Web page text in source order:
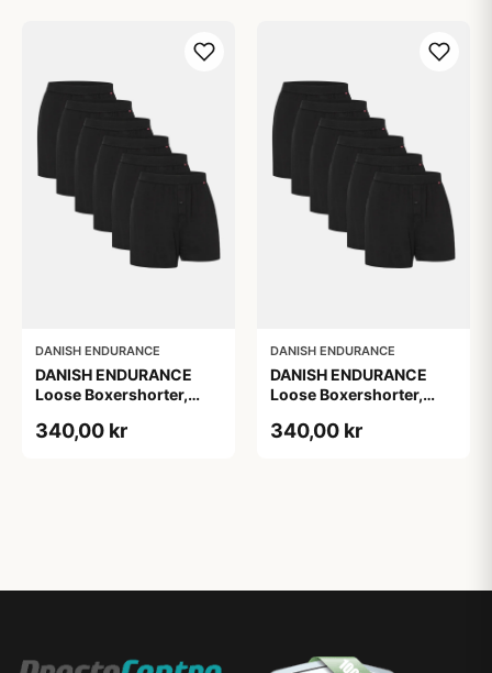
DANISH ENDURANCE
DANISH ENDURANCE
Loose Boxershorter,
340,00 kr
DANISH ENDURANCE
DANISH ENDURANCE
Loose Boxershorter,
340,00 kr